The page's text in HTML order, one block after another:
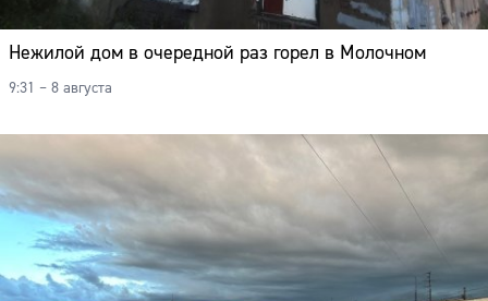
Нежилой дом в очередной раз горел в Молочном
9:31 – 8 августа